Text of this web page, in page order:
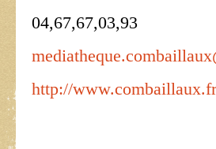
04,67,67,03,93
http://